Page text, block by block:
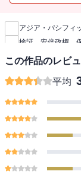
政権の内幕に迫る。
[アベノミクス]上川
『日本銀行と政治
[選挙・世論対策]
[官邸主導]中北 浩爾
『自民党 ―「一強
新刊通知
アジア・パシフィ
検証 安倍政権 保
この作品のレビ
平均